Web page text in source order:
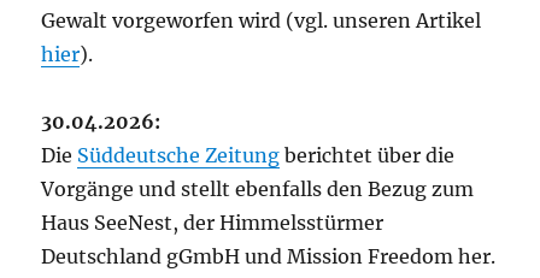
Gewalt vorgeworfen wird (vgl. unseren Artikel
hier).
30.04.2026:
Die Süddeutsche Zeitung berichtet über die
Vorgänge und stellt ebenfalls den Bezug zum
Haus SeeNest, der Himmelsstürmer
Deutschland gGmbH und Mission Freedom her.